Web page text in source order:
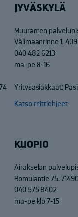
JYVÄSKYLÄ
Muuramen
Välimaanrinne 1,
040 482 6213
ma-pe 8-16
Yritysasiakkaat:
Katso reittiohjeet
KUOPIO
Airakselan
Romulantie 75,
040 575 8402
ma-pe klo 7-15